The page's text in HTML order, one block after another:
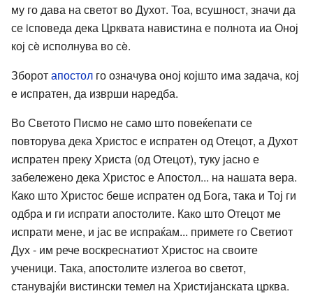
му го дава на светот во Духот. Тоа, всушност, значи да
се iсповеда дека Црквата навистина е полнота иа Оној
кој сè исполнува во сè.
Зборотапостол го означува оној којшто има задача, кој
е испратен, да изврши наредба.
Во Светото Писмо не само што повеќепати се
повторува дека Христос е испратен од Отецот, а Духот
испратен преку Христа (од Отецот), туку јасно е
забележено дека Христос е Апостол... на нашата вера.
Како што Христос беше испратен од Бога, така и Тој ги
одбра и ги испрати апостолите. Како што Отецот ме
испрати мене, и јас ве испраќам... примете го Светиот
Дух - им рече воскреснатиот Христос на своите
ученици. Така, апостолите излегоа во светот,
станувајќи вистински темел на Христијанската црква.